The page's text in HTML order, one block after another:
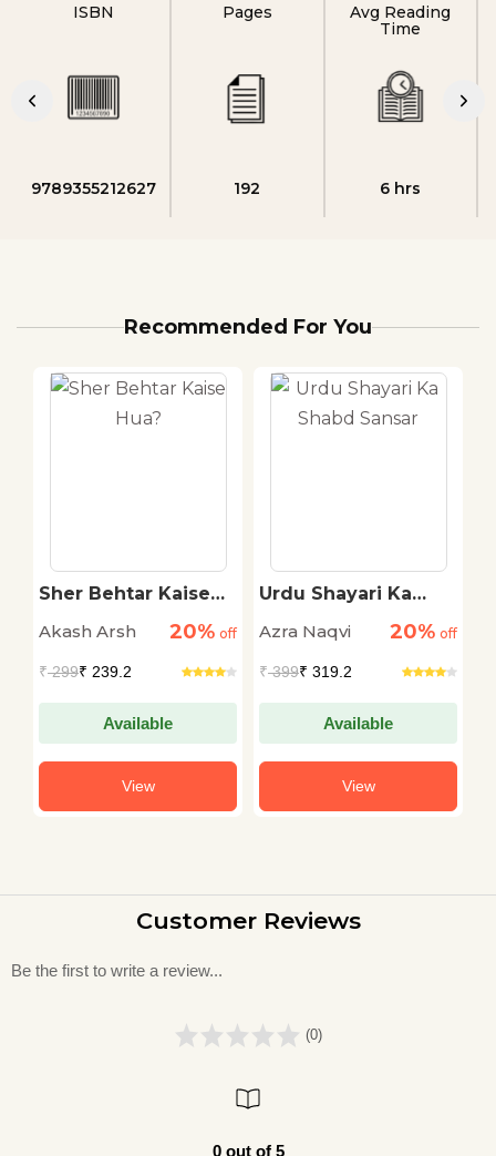
ISBN
9789355212627
Pages
192
Avg Reading
Time
6 hrs
Recommended For You
Sher Behtar Kaise
Akash Arsh
20% off
₹299₹ 239.2
Available
View
Urdu Shayari Ka
Azra Naqvi
20% off
₹399₹ 319.2
Available
View
Customer Reviews
Be the first to write a review...
(0)
0 out of 5